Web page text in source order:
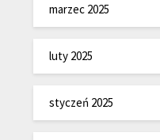
marzec 2025
luty 2025
styczeń 2025